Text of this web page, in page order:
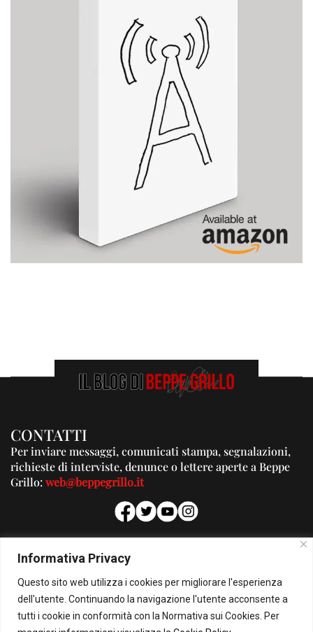
Informativa Privacy
Questo sito web utilizza i cookies per migliorare l'esperienza
dell'utente. Continuando la navigazione l'utente acconsente a
tutti i cookie in conformità con la Normativa sui Cookies. Per
CONTATTI
Per inviare messaggi, comunicati stampa, segnalazioni,
richieste di interviste, denunce o lettere aperte a Beppe
Grillo:web@beppegrillo.it
PUBBLICITA'
Per la tua pubblicità su questo Blog:
pubblicita@beppegrillo.it